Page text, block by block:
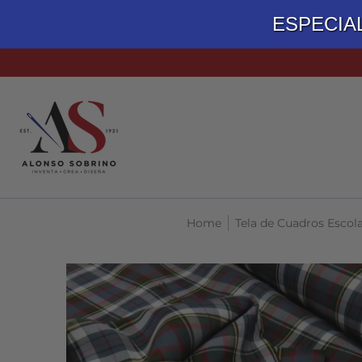
Home Tela de Cuadros